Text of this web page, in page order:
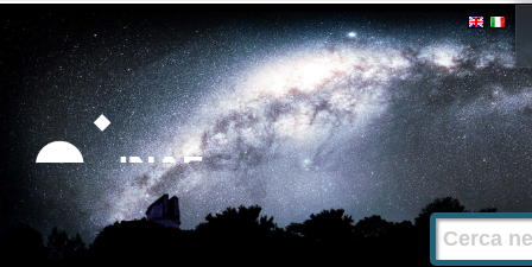
Strumenti
personali
Salta
contenuti.
|
Salta
alla
navigazione
Cerca nel
Ricerca
avanzata…